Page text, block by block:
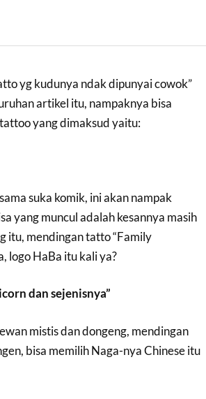
yg kudunya ndak dipunyai cowok”
artikel itu, nampaknya bisa
yang dimaksud yaitu:
suka komik, ini akan nampak
yang muncul adalah kesannya masih
itu, mendingan tatto “Family
logo HaBa itu kali ya?
dan sejenisnya”
mistis dan dongeng, mendingan
bisa memilih Naga-nya Chinese itu